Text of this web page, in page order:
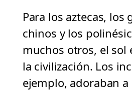
Para los aztecas, los
chinos y los
muchos otros, el sol
la civilización. Los
ejemplo, adoraban